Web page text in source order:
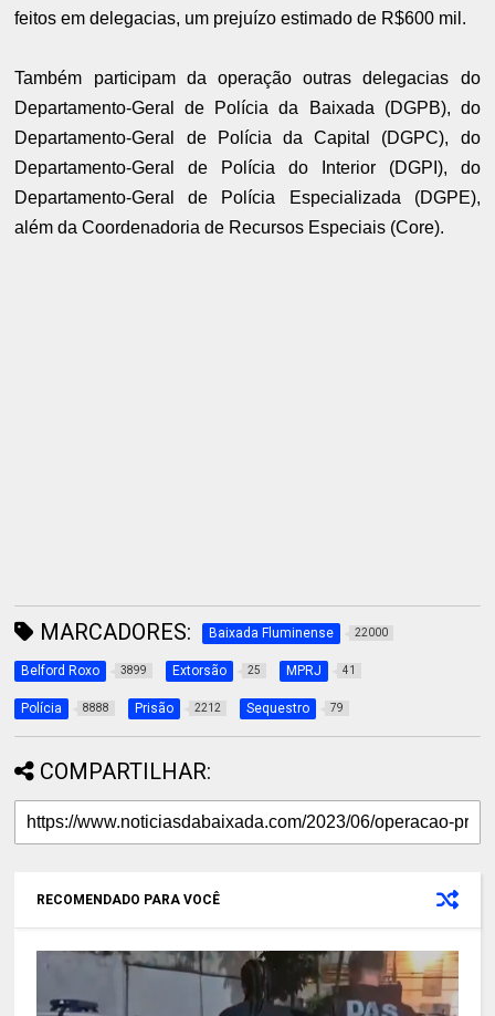
feitos em delegacias, um prejuízo estimado de R$600 mil.
Também participam da operação outras delegacias do
Departamento-Geral de Polícia da Baixada (DGPB), do
Departamento-Geral de Polícia da Capital (DGPC), do
Departamento-Geral de Polícia do Interior (DGPI), do
Departamento-Geral de Polícia Especializada (DGPE),
além da Coordenadoria de Recursos Especiais (Core).
MARCADORES: Baixada Fluminense 22000
Belford Roxo 3899 Extorsão 25 MPRJ 41
Polícia 8888 Prisão 2212 Sequestro 79
COMPARTILHAR:
RECOMENDADO PARA VOCÊ